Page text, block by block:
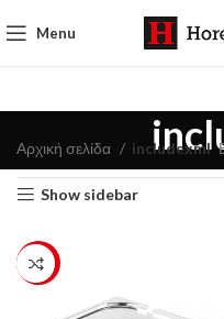
Menu
Αρχική σελίδα includexml
Show sidebar
-23%